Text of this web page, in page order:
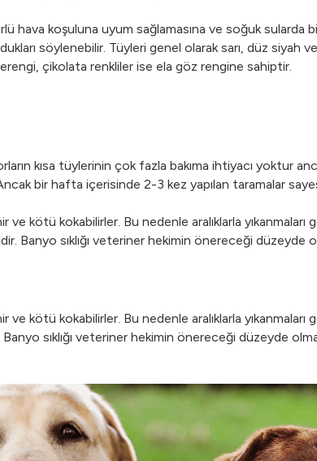
hava koşuluna uyum sağlamasına ve soğuk
söylenebilir. Tüyleri genel olarak sarı, düz
çikolata renkliler ise ela göz rengine sahiptir.
kısa tüylerinin çok fazla bakıma ihtiyacı yoktur
bir hafta içerisinde 2-3 kez yapılan taramalar
kötü kokabilirler. Bu nedenle aralıklarla yıkanmaları
sıklığı veteriner hekimin önereceği düzeyde
kötü kokabilirler. Bu nedenle aralıklarla yıkanmaları
sıklığı veteriner hekimin önereceği düzeyde